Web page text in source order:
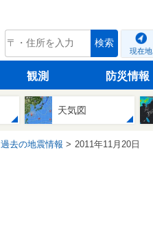
tenki.jp 検索
現在地
観測 防災情報
天気図
過去の地震情報 2011年11月20日